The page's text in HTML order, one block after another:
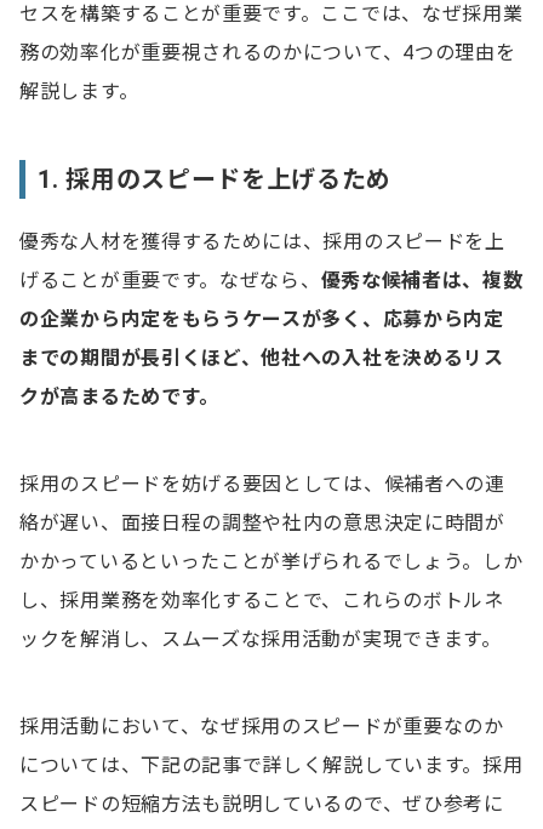
母集団形成がうまくいかない場合
面接の日程調整が難しい場合
採用業務の効率化を成功させるためのポイント
一部の業務は自動化を徹底する
採用業務の効率化に関するよくある質問
Q. 採用業務において、一般的によくある課題は何で
すか？
Q. 採用業務の効率化に有効な手段はありますか？
セスを構築することが重要です。ここでは、なぜ採用業
務の効率化が重要視されるのかについて、4つの理由を
解説します。
1. 採用のスピードを上げるため
優秀な人材を獲得するためには、採用のスピードを上
げることが重要です。なぜなら、 優秀な候補者は、複数
の企業から内定をもらうケースが多く、応募から内定
までの期間が長引くほど、他社への入社を決めるリス
クが高まるためです。
採用のスピードを妨げる要因としては、候補者への連
絡が遅い、面接日程の調整や社内の意思決定に時間が
かかっているといったことが挙げられるでしょう。しか
し、採用業務を効率化することで、これらのボトルネ
ックを解消し、スムーズな採用活動が実現できます。
採用活動において、なぜ採用のスピードが重要なのか
については、下記の記事で詳しく解説しています。採用
スピードの短縮方法も説明しているので、ぜひ参考に